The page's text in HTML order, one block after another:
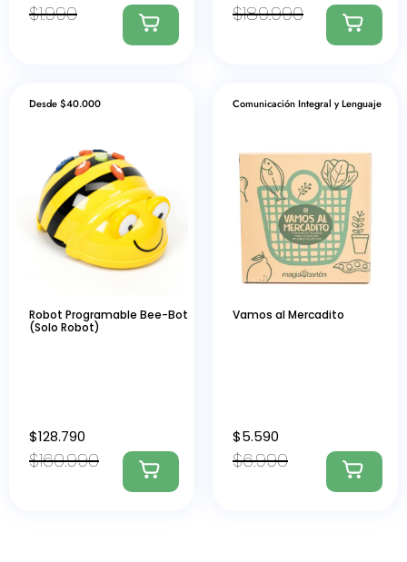
$1.990 $189.990
Desde $40.000
Robot Programable Bee-Bot
(Solo Robot)
$160.990
$128.790
Comunicación Integral y Lenguaje
Vamos al Mercadito
$6.990
$5.590